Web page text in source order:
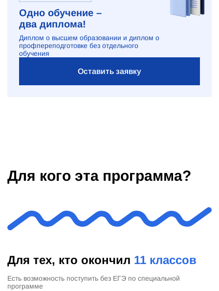
Одно обучение –
два диплома!
Диплом о высшем образовании и диплом о
профпереподготовке без отдельного
обучения
Оставить заявку
Для кого эта программа?
Для тех, кто окончил 11 классов
Есть возможность поступить без ЕГЭ по специальной
программе